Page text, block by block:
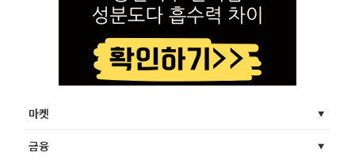
마켓
금융